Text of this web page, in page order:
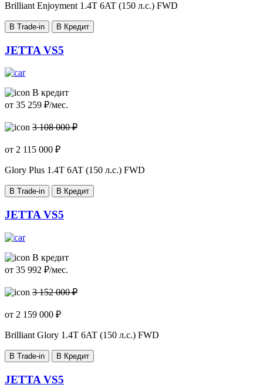
Brilliant Enjoyment 1.4T 6AT (150 л.с.) FWD
В Trade-in В Кредит
JETTA VS5
В кредит
от 35 259 ₽/мес.
3 108 000 ₽
от 2 115 000 ₽
Glory Plus 1.4T 6AT (150 л.с.) FWD
В Trade-in В Кредит
JETTA VS5
В кредит
от 35 992 ₽/мес.
3 152 000 ₽
от 2 159 000 ₽
Brilliant Glory 1.4T 6AT (150 л.с.) FWD
В Trade-in В Кредит
JETTA VS5